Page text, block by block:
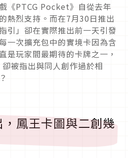
《PTCG Pocket》自從去年
熱烈支持。而在7月30日推出
引」卻在實際推出前一天引發
一次擴充包中的實境卡因為含
是玩家間最期待的卡牌之一，
被指出與同人創作過於相
鳳王卡圖與二創幾